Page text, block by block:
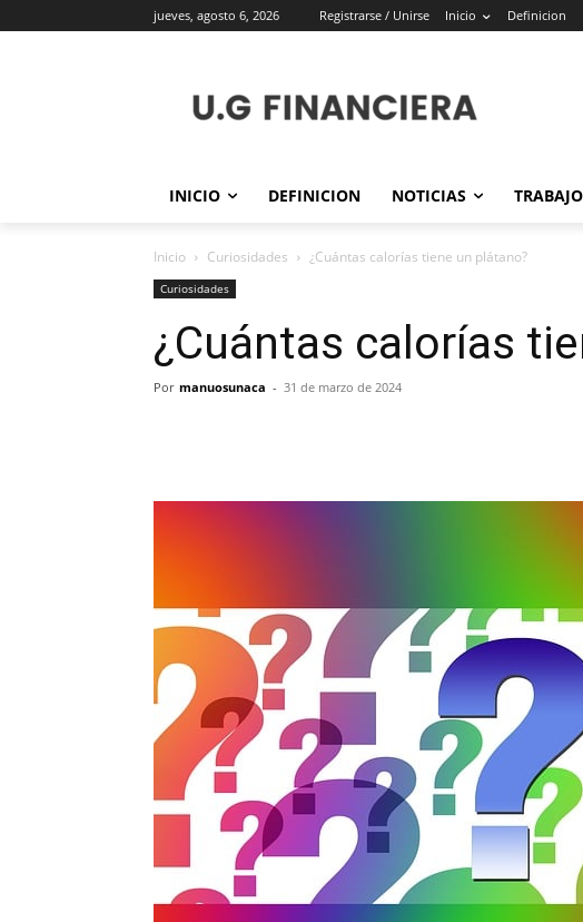
jueves, agosto 6, 2026 Registrarse / Unirse Inicio Definicion
INICIO DEFINICION NOTICIAS TRABAJO
Inicio Curiosidades ¿Cuántas calorías tiene un plátano?
Curiosidades
¿Cuántas calorías
Por manuosunaca - 31 de marzo de 2024